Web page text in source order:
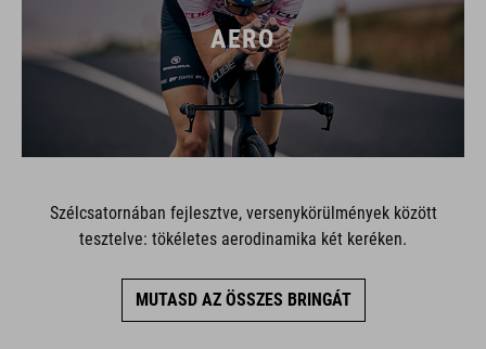
AERO
Szélcsatornában fejlesztve, versenykörülmények között
tesztelve: tökéletes aerodinamika két keréken.
MUTASD AZ ÖSSZES BRINGÁT